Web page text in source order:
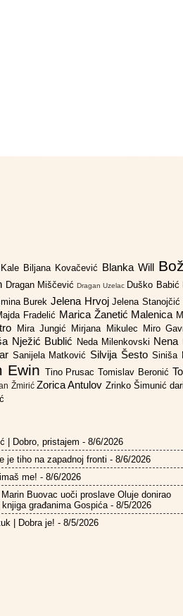
Biljana Kovačević Blanka Will
Dragan MiščevićDragan Uzelac Duško Babić
BurekJelena HrvojJelena Stanojčić
Fradelić Marica Žanetić Malenica
Mira Jungić Mirjana Mikulec Miro
Nježić Bublić Neda Milenkovski Nena
Sanijela Matković Silvija Šesto Siniša
Ewin Tino PrusacTomislav Beronić
ŽmirićZorica Antulov Zrinko Šimunić
| Dobro, pristajem - 8/6/2026
je tiho na zapadnoj fronti - 8/6/2026
me! - 8/6/2026
Buovac uoči proslave Oluje donirao
građanima Gospića- 8/5/2026
| Dobra je! - 8/5/2026